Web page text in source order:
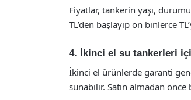
Fiyatlar, tankerin yaşı,
TL’den başlayıp on binlerce
4. İkinci el su tankerleri
İkinci el ürünlerde garanti
sunabilir. Satın almadan